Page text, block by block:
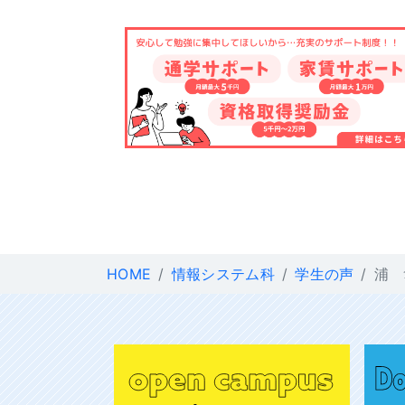
HOME 情報システム科 学生の声 浦